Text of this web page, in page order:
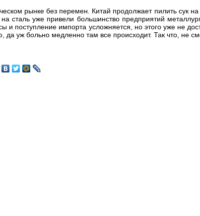
рынке без перемен. Китай продолжает пилить сук
сталь уже привели большинство предприятий
и поступление импорта усложняется, но этого уже не
да уж больно медленно там все происходит. Так что, не